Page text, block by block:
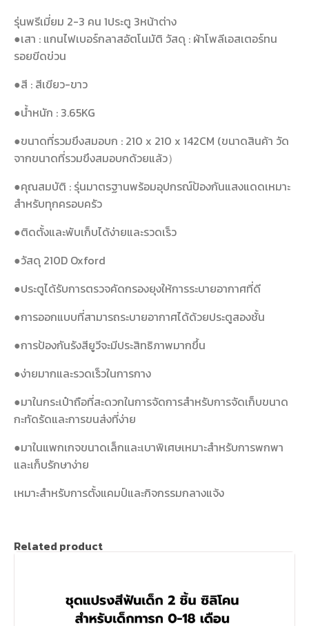
รุ่นพรีเมี่ยม 2-3 คน 1ประตู 3หน้าต่าง
●เสา : แกนไฟเบอร์กลาสอัตโนมัติ วัสดุ : ผ้าโพลีเอสเตอร์ทน
รอยขีดข่วน
●สี : สีเขียว-ขาว
●น้ำหนัก : 3.65KG
●ขนาดที่รวมขึงสมอบก : 210 x 210 x 142CM (ขนาดสินค้า วัด
จากขนาดที่รวมขึงสมอบกด้วยแล้ว）
●คุณสมบัติ : รุ่นมาตรฐานพร้อมอุปกรณ์ป้องกันแสงแดดเหมาะ
สำหรับทุกครอบครัว
●ติดตั้งและพับเก็บได้ง่ายและรวดเร็ว
●วัสดุ 210D Oxford
●ประตูได้รับการตรวจคัดกรองยุงให้การระบายอากาศที่ดี
●การออกแบบที่สามารถระบายอากาศได้ด้วยประตูสองชั้น
●การป้องกันรังสียูวีจะมีประสิทธิภาพมากขึ้น
●ง่ายมากและรวดเร็วในการกาง
●มาในกระเป๋าถือที่สะดวกในการจัดการสำหรับการจัดเก็บขนาด
กะทัดรัดและการขนส่งที่ง่าย
●มาในแพกเกจขนาดเล็กและเบาพิเศษเหมาะสำหรับการพกพา
และเก็บรักษาง่าย
เหมาะสำหรับการตั้งแคมป์และกิจกรรมกลางแจ้ง
Related product